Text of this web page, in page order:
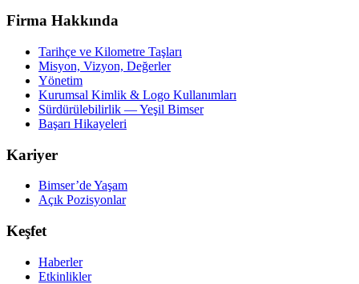
Firma Hakkında
Tarihçe ve Kilometre Taşları
Misyon, Vizyon, Değerler
Yönetim
Kurumsal Kimlik & Logo Kullanımları
Sürdürülebilirlik — Yeşil Bimser
Başarı Hikayeleri
Kariyer
Bimser’de Yaşam
Açık Pozisyonlar
Keşfet
Haberler
Etkinlikler